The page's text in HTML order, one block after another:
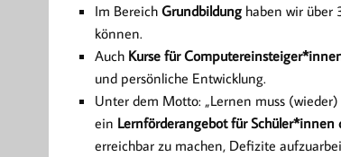
Im Bereich Grundbildunghaben wir über
können.
Auch Kurse für
und persönliche Entwicklung.
Unter dem Motto: „Lernen muss
ein Lernförderangebot für Schüler*innen
erreichbar zu machen, Defizite